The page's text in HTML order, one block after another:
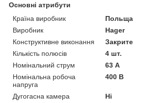
Основні атрибути
Країна виробник
Польща
Виробник
Hager
Конструктивне виконання
Закрите
Кількість полюсів
4 шт.
Номінальний струм
63 А
Номінальна робоча
напруга
400 В
Дугогасна камера
Ні